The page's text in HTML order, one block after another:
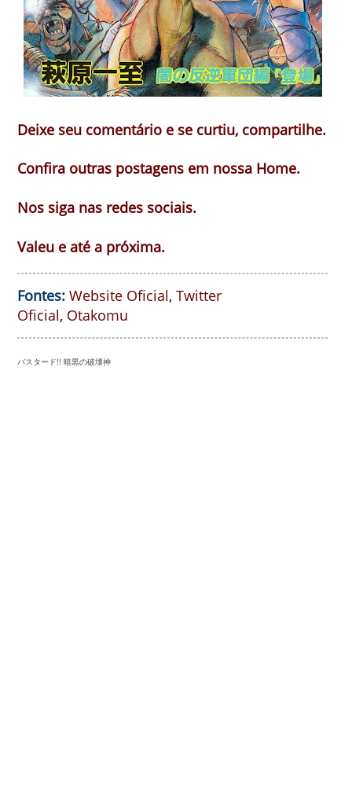
Deixe seu comentário e se curtiu, compartilhe.
Confira outras postagens em nossa Home.
Nos siga nas redes sociais.
Valeu e até a próxima.
Fontes: Website Oficial, Twitter
Oficial, Otakomu
バスタード!! 暗黒の破壊神